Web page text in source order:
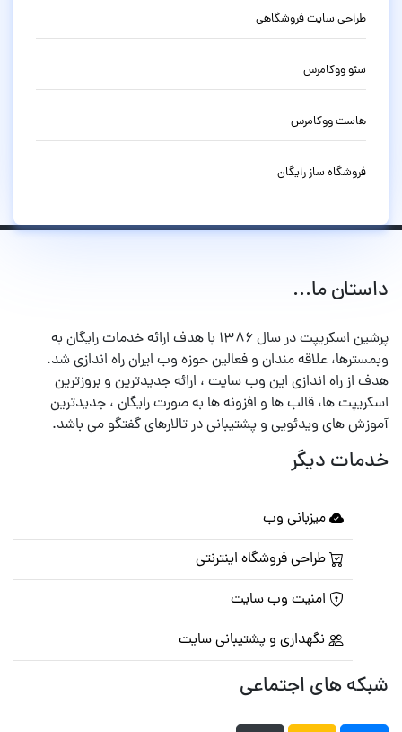
طراحی سایت فروشگاهی
سئو ووکامرس
هاست ووکامرس
فروشگاه ساز رایگان
داستان ما...
پرشین اسکریپت در سال ۱۳۸۶ با هدف ارائه خدمات رایگان به
وبمسترها، علاقه مندان و فعالین حوزه وب ایران راه اندازی شد.
هدف از راه اندازی این وب سایت ، ارائه جدیدترین و بروزترین
اسکریپت ها، قالب ها و افزونه ها به صورت رایگان ، جدیدترین
آموزش های ویدئویی و پشتیبانی در تالارهای گفتگو می باشد.
خدمات دیگر
میزبانی وب
طراحی فروشگاه اینترنتی
امنیت وب سایت
نگهداری و پشتیبانی سایت
شبکه های اجتماعی